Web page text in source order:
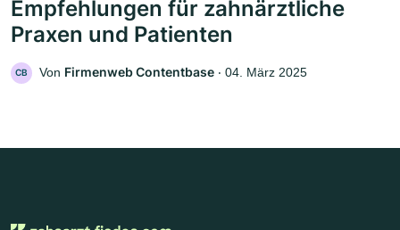
Empfehlungen für zahnärztliche
Praxen und Patienten
CB Von Firmenweb Contentbase ‧ 04. März 2025